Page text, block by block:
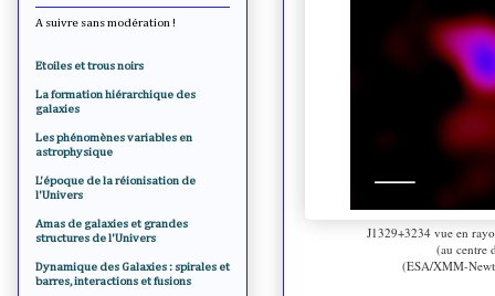
J1329+3234 vue en
(au centre
(ESA/XMM-
A suivre sans modération !
Etoiles et trous noirs
La formation hiérarchique des
galaxies
Les phénomènes variables en
astrophysique
L'époque de la réionisation de
l'Univers
Amas de galaxies et grandes
structures de l'Univers
Dynamique des Galaxies : spirales et
barres, interactions et fusions